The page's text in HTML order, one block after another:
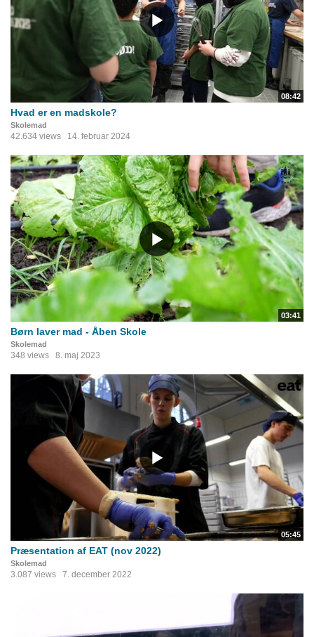
08:42
Hvad er en madskole?
Skolemad
42.634 views 14. februar 2024
03:41
Børn laver mad - Åben Skole
Skolemad
348 views 8. maj 2023
05:45
Præsentation af EAT (nov 2022)
Skolemad
3.087 views 7. december 2022